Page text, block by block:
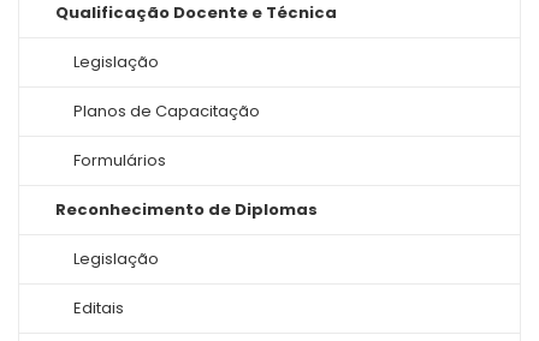
Qualificação Docente e Técnica
Legislação
Planos de Capacitação
Formulários
Reconhecimento de Diplomas
Legislação
Editais